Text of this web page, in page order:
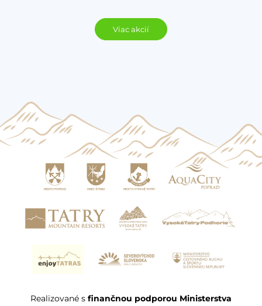
Viac akcií
Realizované s finančnou podporou Ministerstva